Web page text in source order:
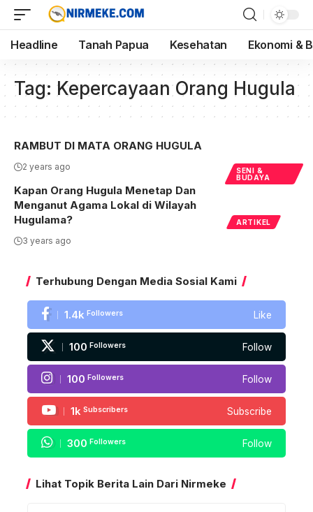
Headline Tanah Papua Kesehatan Ekonomi &
Tag: Kepercayaan Orang Hugula
SENI &
BUDAYA
RAMBUT DI MATA ORANG HUGULA
2 years ago
ARTIKEL
Kapan Orang Hugula Menetap Dan
Menganut Agama Lokal di Wilayah
Hugulama?
3 years ago
Terhubung Dengan Media Sosial Kami
1.4k Followers Like
100 Followers Follow
100 Followers Follow
1k Subscribers Subscribe
300 Followers Follow
Lihat Topik Berita Lain Dari Nirmeke